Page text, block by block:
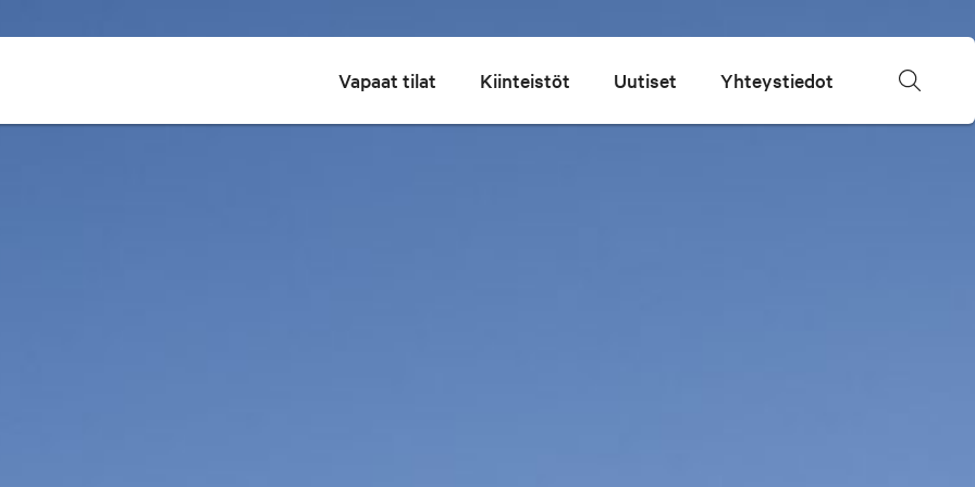
M
a
Vapaat tilat Kiinteistöt Uutiset Yhteystiedot